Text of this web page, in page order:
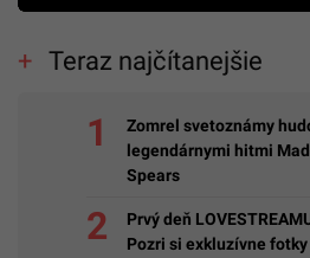
Teraz najčítanejšie
Zomrel svetoznámy
legendárnymi hitmi
Spears
Prvý deň
Pozri si exkluzívne